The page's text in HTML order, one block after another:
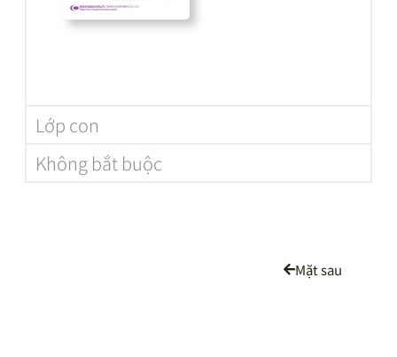
Lớp con
Không bắt buộc
Mặt sau